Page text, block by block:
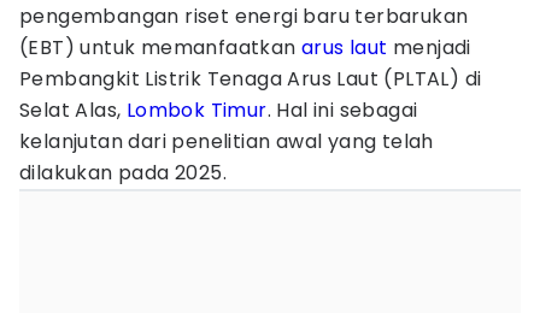
pengembangan riset energi baru terbarukan
(EBT) untuk memanfaatkan arus laut menjadi
Pembangkit Listrik Tenaga Arus Laut (PLTAL) di
Selat Alas, Lombok Timur. Hal ini sebagai
kelanjutan dari penelitian awal yang telah
dilakukan pada 2025.